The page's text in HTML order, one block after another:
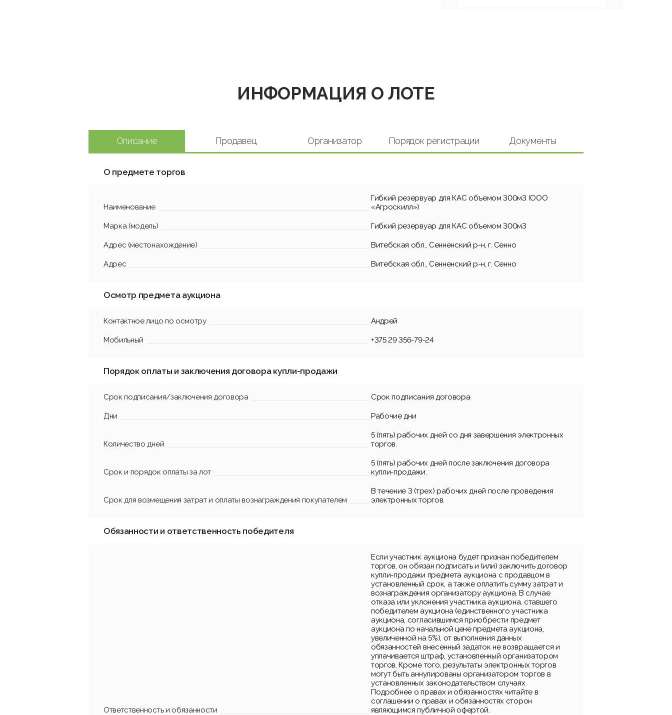
ИНФОРМАЦИЯ О ЛОТЕ
Описание Продавец Организатор Порядок регистрации Документы
О предмете торгов
Наименование
Гибкий резервуар для КАС объемом 300м3 (ООО
«Агроскилл»)
Марка (модель) Гибкий резервуар для КАС объемом 300м3
Адрес (местонахождение) Витебская обл., Сенненский р-н, г. Сенно
Адрес Витебская обл., Сенненский р-н, г. Сенно
Осмотр предмета аукциона
Контактное лицо по осмотру Андрей
Мобильный +375 29 356-79-24
Порядок оплаты и заключения договора купли-продажи
Срок подписания/заключения договора Срок подписания договора
Дни Рабочие дни
Количество дней
5 (пять) рабочих дней со дня завершения электронных
торгов.
Срок и порядок оплаты за лот
5 (пять) рабочих дней после заключения договора
купли-продажи.
Срок для возмещения затрат и оплаты вознаграждения покупателем
В течение 3 (трех) рабочих дней после проведения
электронных торгов.
Обязанности и ответственность победителя
Ответственность и обязанности
Если участник аукциона будет признан победителем
торгов, он обязан подписать и (или) заключить договор
купли-продажи предмета аукциона с продавцом в
установленный срок, а также оплатить сумму затрат и
вознаграждения организатору аукциона. В случае
отказа или уклонения участника аукциона, ставшего
победителем аукциона (единственного участника
аукциона, согласившимся приобрести предмет
аукциона по начальной цене предмета аукциона,
увеличенной на 5%), от выполнения данных
обязанностей внесенный задаток не возвращается и
уплачивается штраф, установленный организатором
торгов. Кроме того, результаты электронных торгов
могут быть аннулированы организатором торгов в
установленных законодательством случаях.
Подробнее о правах и обязанностях читайте в
соглашении о правах и обязанностях сторон
являющимся публичной офертой.